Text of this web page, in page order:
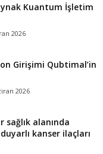
Kuantum İşletim
2026
Girişimi Qubtimal’in
2026
alanında
duyarlı kanser ilaçları